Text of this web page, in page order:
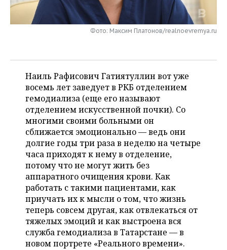
ЭНЕРГЕТИКА
УСЛУГИ
МЕДИА
ТЕЛЕКОММУНИКАЦИИ
ВЫЕЗДНАЯ РЕДАКЦИЯ
ОТКРЫТАЯ ЛЕКЦИЯ
НОВОСТИ СПОРТА
БАСКЕТБОЛ
ВОЛЕЙБОЛ
КИБЕРСПОРТ
ФИГУРНОЕ КАТАНИЕ
ВОДНЫЕ ВИДЫ СПОРТА
ХОККЕЙ С МЯЧОМ
ОБЩЕСТВО
НОВОСТИ ОБЩЕСТВА
ИНФРАСТРУКТУРА
ИСТОРИЯ
КУЛЬТУРА
МЕДИЦИНА
ОБРАЗОВАНИЕ
ПРОИСШЕСТВИЯ
СПРАВОЧНИК
СПИСОК ПЕРСОН
СПИСОК КОМПАНИЙ
ПОЛНАЯ ВЕРСИЯ
Фото: Максим Платонов/realnoevremya.ru
Наиль Рафисович Гатиятуллин вот уже
восемь лет заведует в РКБ отделением
гемодиализа (еще его называют
отделением искусственной почки). Со
многими своими больными он
сближается эмоционально — ведь они
долгие годы три раза в неделю на четыре
часа приходят к нему в отделение,
потому что не могут жить без
аппаратного очищения крови. Как
работать с такими пациентами, как
приучать их к мысли о том, что жизнь
теперь совсем другая, как отвлекаться от
тяжелых эмоций и как выстроена вся
служба гемодиализа в Татарстане — в
новом портрете «Реального времени».